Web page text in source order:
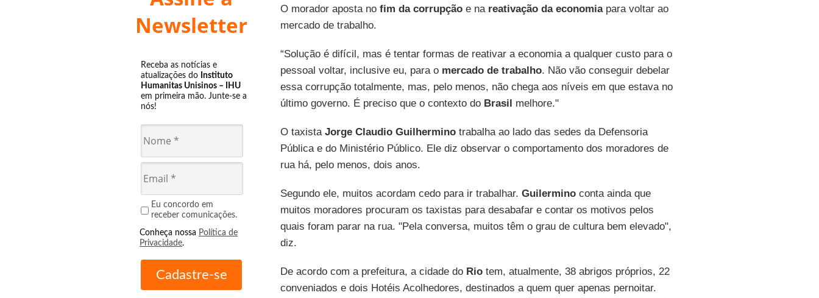
Newsletter
Receba as notícias e
atualizações do Instituto
Humanitas Unisinos – IHU
em primeira mão. Junte-se a
nós!
Eu concordo em
receber comunicações.
Conheça nossa Política de
Privacidade.
O morador aposta no fim da corrupçãoe na reativação da economiapara voltar ao
mercado de trabalho.
“Solução é difícil, mas é tentar formas de reativar a economia a qualquer custo para o
pessoal voltar, inclusive eu, para o mercado de trabalho. Não vão conseguir debelar
essa corrupção totalmente, mas, pelo menos, não chega aos níveis em que estava no
último governo. É preciso que o contexto do Brasil melhore."
O taxistaJorge Claudio Guilherminotrabalha ao lado das sedes da Defensoria
Pública e do Ministério Público. Ele diz observar o comportamento dos moradores de
rua há, pelo menos, dois anos.
Segundo ele, muitos acordam cedo para ir trabalhar. Guilerminoconta ainda que
muitos moradores procuram os taxistas para desabafar e contar os motivos pelos
quais foram parar na rua. "Pela conversa, muitos têm o grau de cultura bem elevado",
diz.
De acordo com a prefeitura, a cidade do Riotem, atualmente, 38 abrigos próprios, 22
conveniados e dois Hotéis Acolhedores, destinados a quem quer apenas pernoitar.